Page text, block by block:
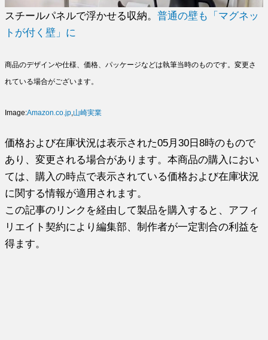
スチールパネルで浮かせる収納。普通の壁も「マグネッ
トが付く壁」に
商品のデザインや仕様、価格、パッケージなどは執筆当時のものです。変更さ
れている場合がございます。
Image:Amazon.co.jp 山崎実業
価格および在庫状況は表示された05月30日8時のもので
あり、変更される場合があります。本商品の購入におい
ては、購入の時点で表示されている価格および在庫状況
に関する情報が適用されます。
この記事のリンクを経由して製品を購入すると、アフィ
リエイト契約により編集部、制作者が一定割合の利益を
得ます。